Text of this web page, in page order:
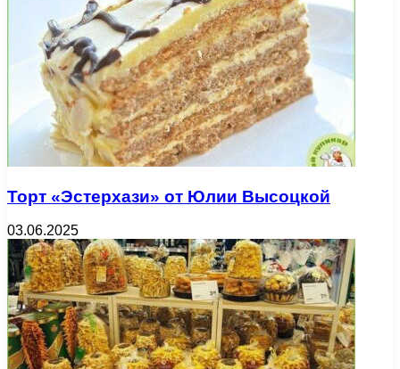
Торт «Эстерхази» от Юлии Высоцкой
03.06.2025